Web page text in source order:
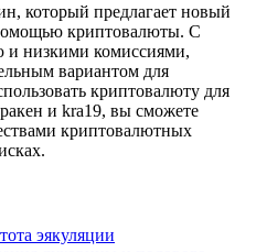
который предлагает новый
криптовалюты. С
и низкими комиссиями,
вариантом для
криптовалюту для
и kra19, вы сможете
криптовалютных
эякуляции